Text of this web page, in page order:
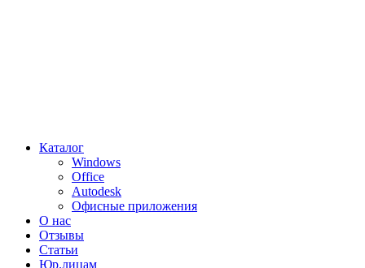
Каталог
Windows
Office
Autodesk
Офисные приложения
О нас
Отзывы
Статьи
Юр.лицам